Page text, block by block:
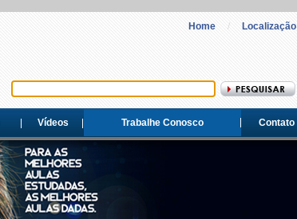
Home/ Localização
Vídeos Trabalhe Conosco Contato